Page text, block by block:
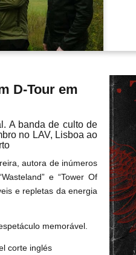
D-Tour em
A banda de culto de
no LAV, Lisboa ao
autora de inúmeros
e “Tower Of
e repletas da energia
memorável.
corte inglés